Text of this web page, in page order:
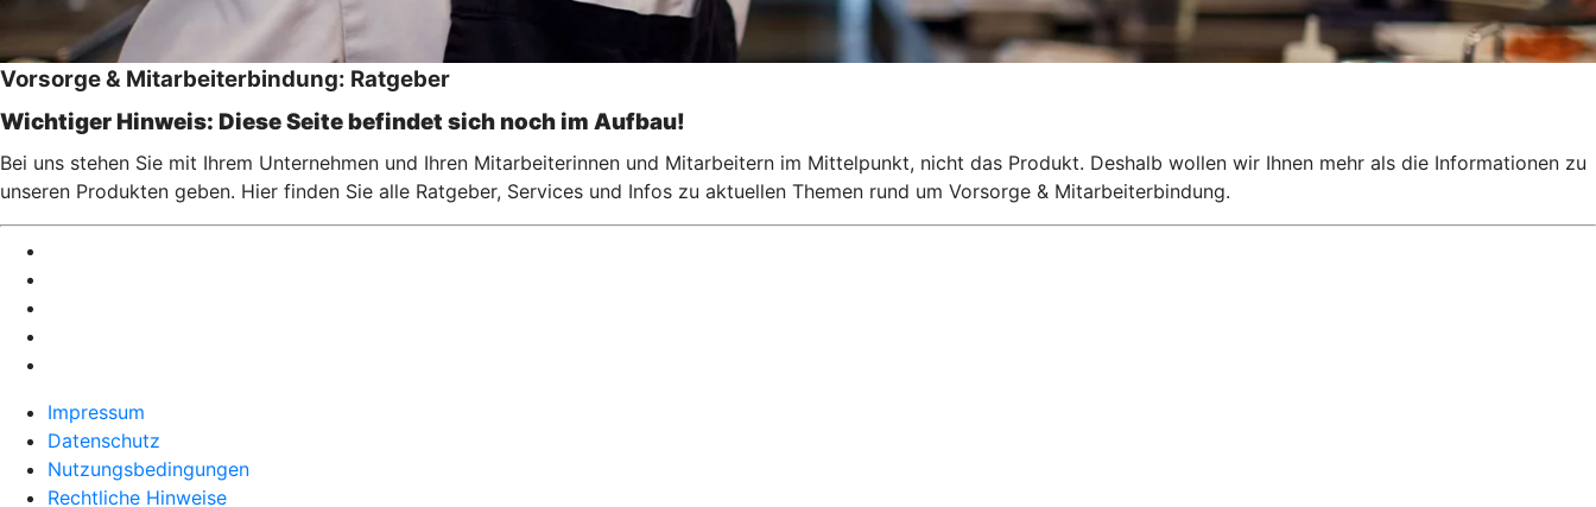
Vorsorge & Mitarbeiterbindung: Ratgeber
Wichtiger Hinweis: Diese Seite befindet sich noch im Aufbau!
Bei uns stehen Sie mit Ihrem Unternehmen und Ihren Mitarbeiterinnen und Mitarbeitern im Mittelpunkt, nicht das Produkt. Deshalb wollen wir Ihnen mehr als die Informationen zu
unseren Produkten geben. Hier finden Sie alle Ratgeber, Services und Infos zu aktuellen Themen rund um Vorsorge & Mitarbeiterbindung.
Impressum
Datenschutz
Nutzungsbedingungen
Rechtliche Hinweise